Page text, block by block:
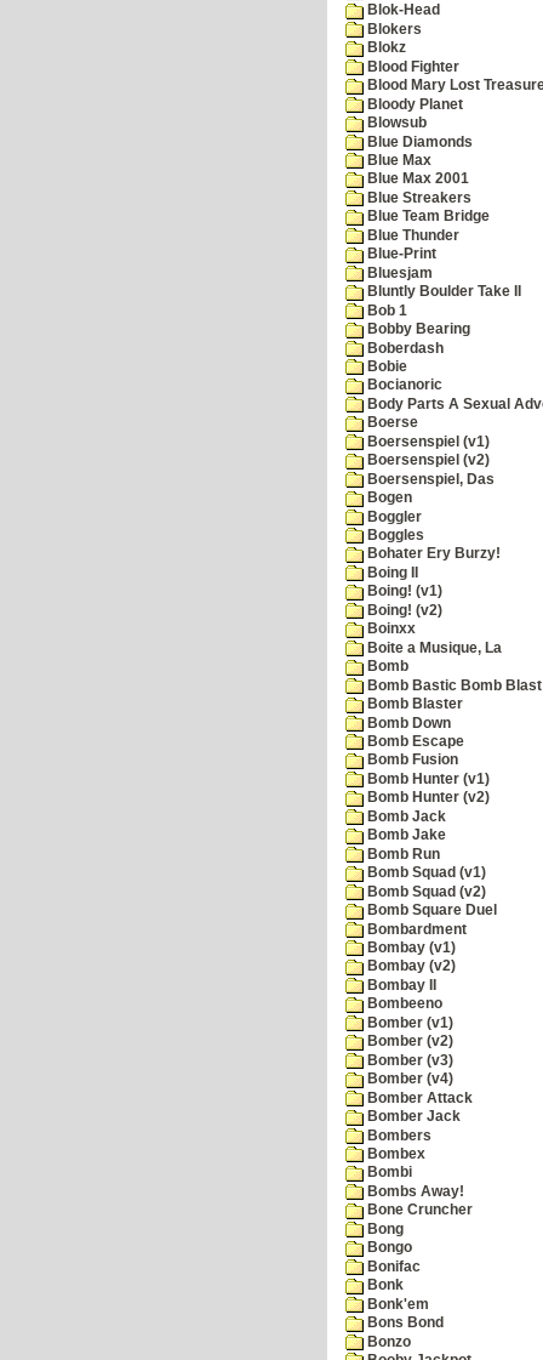
Blok-Head
Blokers
Blokz
Blood Fighter
Blood Mary Lost
Bloody Planet
Blowsub
Blue Diamonds
Blue Max
Blue Max 2001
Blue Streakers
Blue Team Bridge
Blue Thunder
Blue-Print
Bluesjam
Bluntly Boulder Take II
Bob 1
Bobby Bearing
Boberdash
Bobie
Bocianoric
Body Parts A Sexual
Boerse
Boersenspiel (v1)
Boersenspiel (v2)
Boersenspiel, Das
Bogen
Boggler
Boggles
Bohater Ery Burzy!
Boing II
Boing! (v1)
Boing! (v2)
Boinxx
Boite a Musique, La
Bomb
Bomb Bastic Bomb
Bomb Blaster
Bomb Down
Bomb Escape
Bomb Fusion
Bomb Hunter (v1)
Bomb Hunter (v2)
Bomb Jack
Bomb Jake
Bomb Run
Bomb Squad (v1)
Bomb Squad (v2)
Bomb Square Duel
Bombardment
Bombay (v1)
Bombay (v2)
Bombay II
Bombeeno
Bomber (v1)
Bomber (v2)
Bomber (v3)
Bomber (v4)
Bomber Attack
Bomber Jack
Bombers
Bombex
Bombi
Bombs Away!
Bone Cruncher
Bong
Bongo
Bonifac
Bonk
Bonk'em
Bons Bond
Bonzo